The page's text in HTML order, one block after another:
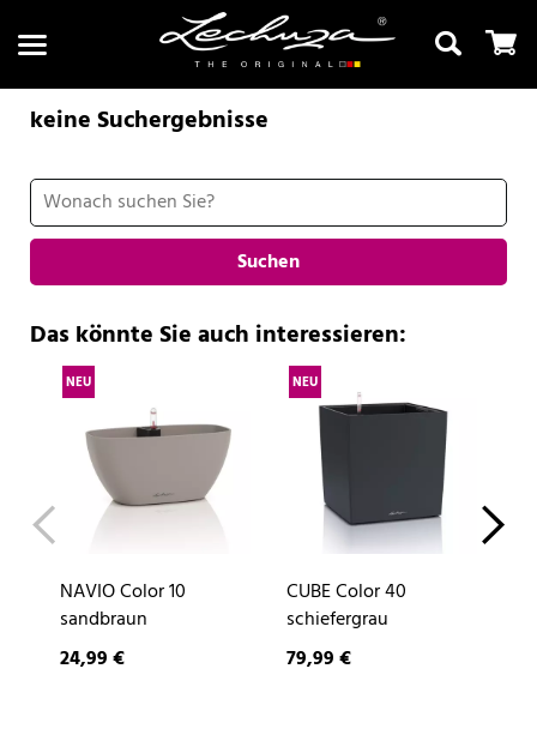
Suchen
keine Suchergebnisse
Suchen
Das könnte Sie auch interessieren:
NEU
NAVIO Color 10
sandbraun
24,99 €
NEU
CUBE Color 40
schiefergrau
79,99 €